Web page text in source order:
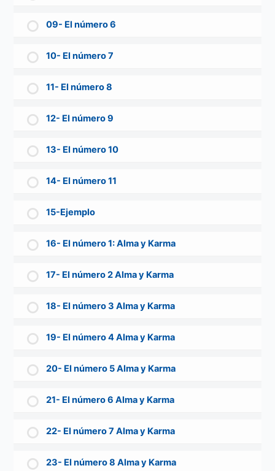
09- El número 6
10- El número 7
11- El número 8
12- El número 9
13- El número 10
14- El número 11
15-Ejemplo
16- El número 1: Alma y Karma
17- El número 2 Alma y Karma
18- El número 3 Alma y Karma
19- El número 4 Alma y Karma
20- El número 5 Alma y Karma
21- El número 6 Alma y Karma
22- El número 7 Alma y Karma
23- El número 8 Alma y Karma